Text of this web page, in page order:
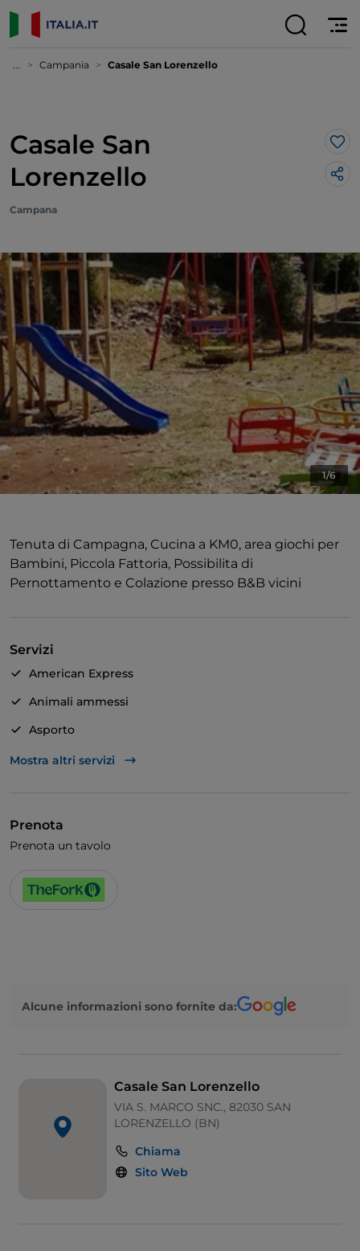
... Campania Casale San Lorenzello
Casale San
Lorenzello
Campana
1/6
Tenuta di Campagna, Cucina a KM0, area giochi per
Bambini, Piccola Fattoria, Possibilita di
Pernottamento e Colazione presso B&B vicini
Servizi
American Express
Animali ammessi
Asporto
Bancomat
Parcheggio
Visa
Mostra altri servizi
Prenota
Prenota un tavolo
Alcune informazioni sono fornite da:
Casale San Lorenzello
VIA S. MARCO SNC., 82030 SAN
LORENZELLO (BN)
Chiama
Sito Web